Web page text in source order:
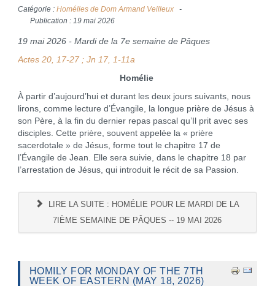
Catégorie : Homélies de Dom Armand Veilleux
Publication : 19 mai 2026
19 mai 2026 - Mardi de la 7e semaine de Pâques
Actes 20, 17-27 ; Jn 17, 1-11a
Homélie
À partir d’aujourd’hui et durant les deux jours suivants, nous
lirons, comme lecture d’Évangile, la longue prière de Jésus à
son Père, à la fin du dernier repas pascal qu’Il prit avec ses
disciples. Cette prière, souvent appelée la « prière
sacerdotale » de Jésus, forme tout le chapitre 17 de
l’Évangile de Jean. Elle sera suivie, dans le chapitre 18 par
l’arrestation de Jésus, qui introduit le récit de sa Passion.
LIRE LA SUITE : HOMÉLIE POUR LE MARDI DE LA
7IÈME SEMAINE DE PÂQUES -- 19 MAI 2026
HOMILY FOR MONDAY OF THE 7TH
WEEK OF EASTERN (MAY 18, 2026)